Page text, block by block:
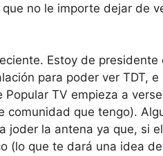
no le importe dejar de
Estoy de
para poder ver TDT,
Popular TV empieza a
comunidad que tengo).
joder la antena ya que, si
(lo que te dará una idea